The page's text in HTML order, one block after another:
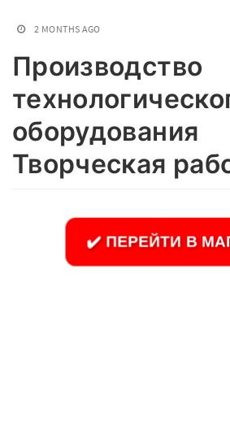
2 MONTHS AGO
Производство
оборудования
Творческая
✔️ ПЕРЕЙТИ В